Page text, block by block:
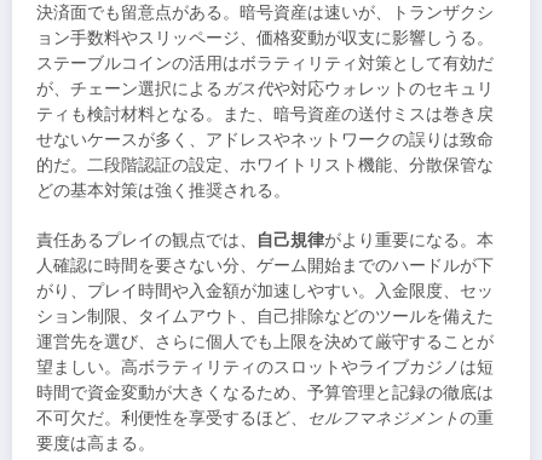
決済面でも留意点がある。暗号資産は速いが、トランザクシ
ョン手数料やスリッページ、価格変動が収支に影響しうる。
ステーブルコインの活用はボラティリティ対策として有効だ
が、チェーン選択によるガス代や対応ウォレットのセキュリ
ティも検討材料となる。また、暗号資産の送付ミスは巻き戻
せないケースが多く、アドレスやネットワークの誤りは致命
的だ。二段階認証の設定、ホワイトリスト機能、分散保管な
どの基本対策は強く推奨される。
責任あるプレイの観点では、 自己規律がより重要になる。本
人確認に時間を要さない分、ゲーム開始までのハードルが下
がり、プレイ時間や入金額が加速しやすい。入金限度、セッ
ション制限、タイムアウト、自己排除などのツールを備えた
運営先を選び、さらに個人でも上限を決めて厳守することが
望ましい。高ボラティリティのスロットやライブカジノは短
時間で資金変動が大きくなるため、予算管理と記録の徹底は
不可欠だ。利便性を享受するほど、
セルフマネジメントの重
要度は高まる。